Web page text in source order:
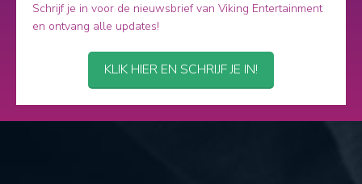
Schrijf je in voor de nieuwsbrief van Viking Entertainment
en ontvang alle updates!
KLIK HIER EN SCHRIJF JE IN!